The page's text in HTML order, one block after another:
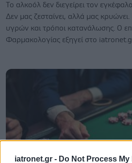
iatronet.gr - Do Not Process My
Το αλκοόλ δεν διεγείρει τον
Δεν μας ζεσταίνει, αλλά μας
υγρών και τρόποι κατανάλωσης. Ο
Φαρμακολογίας εξηγεί στο